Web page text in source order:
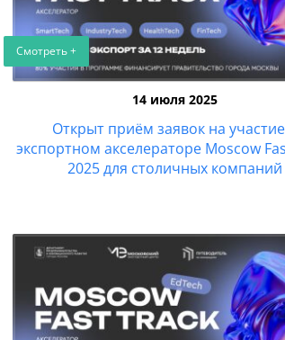
Смотреть +
14 июля 2025
Открыт приём заявок на
экспортном акселераторе Moscow
2025 для столичных компаний